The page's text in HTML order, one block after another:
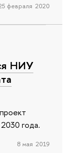
февраля 2020
НИУ
года.
8 мая 2019